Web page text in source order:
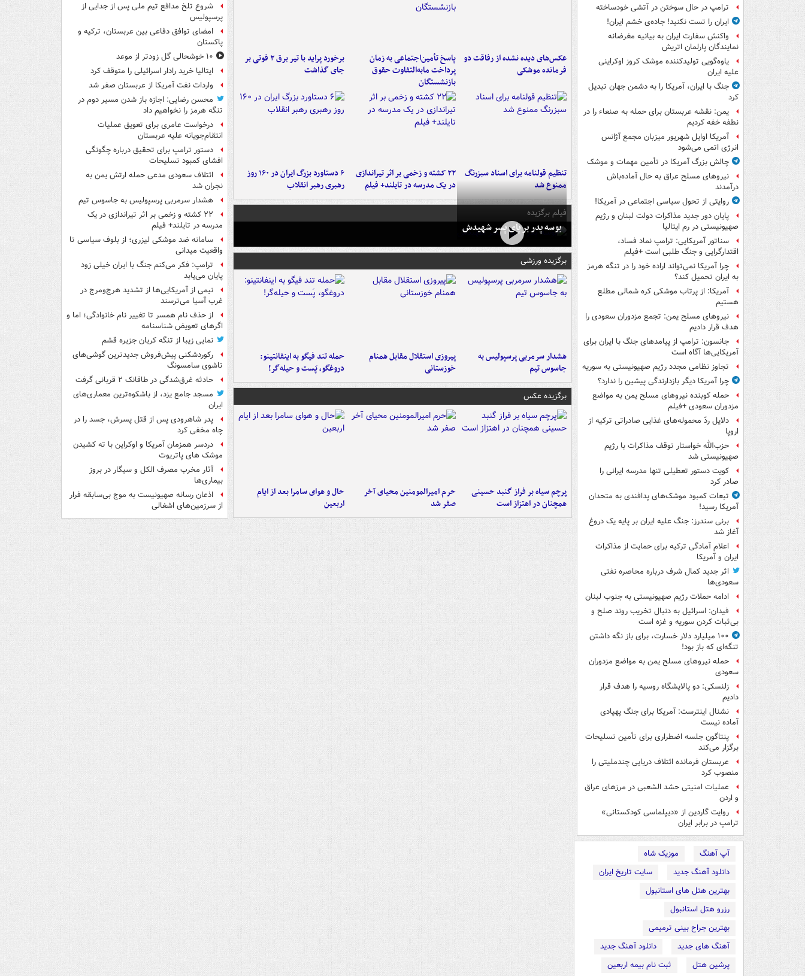
ترامپ در حال سوختن در آتشی خودساخته
ایران را تست نکنید! جاده‌ی خشم ایران!
واکنش سفارت ایران به بیانیه مغرضانه
نمایندگان پارلمان اتریش
یاوه‌گویی تولیدکننده موشک کروز اوکراینی
علیه ایران
جنگ با ایران، آمریکا را به دشمن جهان تبدیل
کرد
یمن: نقشه عربستان برای حمله به صنعاء را در
نطفه خفه کردیم
آمریکا اوایل شهریور میزبان مجمع آژانس
انرژی اتمی می‌شود
چالش بزرگ آمریکا در تأمین مهمات و موشک
نیروهای مسلح عراق به حال آماده‌باش
درآمدند
روایتی از تحول سیاسی اجتماعی در آمریکا!
پایان دور جدید مذاکرات دولت لبنان و رژیم
صهیونیستی در رم ایتالیا
سناتور آمریکایی: ترامپ نماد فساد،
اقتدارگرایی و جنگ طلبی است +فیلم
چرا آمریکا نمی‌تواند اراده خود را در تنگه هرمز
به ایران تحمیل کند؟
آمریکا: از پرتاب موشکی کره شمالی مطلع
هستیم
نیروهای مسلح یمن: تجمع مزدوران سعودی را
هدف قرار دادیم
جانسون: ترامپ از پیامدهای جنگ با ایران برای
آمریکایی‌ها آگاه است
تجاوز نظامی مجدد رژیم صهیونیستی به سوریه
چرا آمریکا دیگر بازدارندگی پیشین را ندارد؟
حمله کوبنده نیروهای مسلح یمن به مواضع
مزدوران سعودی +فیلم
دلایل ردّ محموله‌های غذایی صادراتی ترکیه از
اروپا
حزب‌الله خواستار توقف مذاکرات با رژیم
صهیونیستی شد
کویت دستور تعطیلی تنها مدرسه ایرانی را
صادر کرد
تبعات کمبود موشک‌های پدافندی به متحدان
آمریکا رسید!
برنی سندرز: جنگ علیه ایران بر پایه یک دروغ
آغاز شد
اعلام آمادگی ترکیه برای حمایت از مذاکرات
ایران و آمریکا
اثر جدید کمال شرف درباره محاصره نفتی
سعودی‌ها
ادامه حملات رژیم صهیونیستی به جنوب لبنان
فیدان: اسرائیل به دنبال تخریب روند صلح و
بی‌ثبات کردن سوریه و غزه است
۱۰۰ میلیارد دلار خسارت، برای باز نگه داشتن
تنگه‌ای که باز بود!
حمله نیروهای مسلح یمن به مواضع مزدوران
سعودی
زلنسکی: دو پالایشگاه روسیه را هدف قرار
دادیم
نشنال اینترست: آمریکا برای جنگ پهپادی
آماده نیست
پنتاگون جلسه اضطراری برای تأمین تسلیحات
برگزار می‌کند
عربستان فرمانده ائتلاف دریایی چندملیتی را
منصوب کرد
عملیات امنیتی حشد الشعبی در مرزهای عراق
و اردن
روایت گاردین از «دیپلماسی کودکستانی»
ترامپ در برابر ایران
آپ آهنگ
موزیک شاه
دانلود آهنگ جدید
سایت تاریخ ایران
بهترین هتل های استانبول
رزرو هتل استانبول
بهترین جراح بینی ترمیمی
آهنگ های جدید
دانلود آهنگ جدید
پرشین هتل
ثبت نام بیمه اربعین
عکس‌های دیده نشده از رفاقت دو
فرمانده‌ موشکی
پاسخ تأمین‌اجتماعی به زمان
پرداخت مابه‌التفاوت حقوق
بازنشستگان
برخورد پراید با تیر برق ۲ فوتی بر
جای گذاشت
تنظیم قولنامه برای اسناد سبزرنگ
ممنوع شد
۲۲ کشته و زخمی بر اثر تیراندازی
در یک مدرسه در تایلند+ فیلم
۶ دستاورد بزرگ ایران در ۱۶۰ روز
رهبری رهبر انقلاب
فیلم برگزیده
بوسه‌ پدر بر پای پسر شهیدش
برگزیده ورزشی
هشدار سرمربی پرسپولیس به
جاسوس تیم
پیروزی استقلال مقابل همنام
خوزستانی
حمله تند فیگو به اینفانتینو:
دروغگو، پَست‌ و حیله‌گر!
برگزیده عکس
پرچم سیاه بر فراز گنبد حسینی
همچنان در اهتزاز است
حرم امیرالمومنین محیای آخر
صفر شد
حال و هوای سامرا بعد از ایام
اربعین
شروع تلخ مدافع تیم ملی پس از جدایی از
پرسپولیس
امضای توافق دفاعی بین عربستان، ترکیه و
پاکستان
۱۰ خوشحالی گل زودتر از موعد
ایتالیا خرید رادار اسرائیلی را متوقف کرد
واردات نفت آمریکا از عربستان صفر شد
محسن رضایی: اجازه باز شدن مسیر دوم در
تنگه هرمز را نخواهیم داد
درخواست عامری برای تعویق عملیات
انتقام‌جویانه علیه عربستان
دستور ترامپ برای تحقیق درباره چگونگی
افشای کمبود تسلیحات
ائتلاف سعودی مدعی حمله ارتش یمن به
نجران شد
هشدار سرمربی پرسپولیس به جاسوس تیم
۲۲ کشته و زخمی بر اثر تیراندازی در یک
مدرسه در تایلند+ فیلم
سامانه ضد موشکی لیزری؛ از بلوف سیاسی تا
واقعیت میدانی
ترامپ: فکر می‌کنم جنگ با ایران خیلی زود
پایان می‌یابد
نیمی از آمریکایی‌ها از تشدید هرج‌ومرج در
غرب آسیا می‌ترسند
از حذف نام همسر تا تغییر نام خانوادگی؛ اما و
اگرهای تعویض شناسنامه
نمایی زیبا از تنگه کریان جزیره قشم
رکوردشکنی پیش‌فروش جدیدترین گوشی‌های
تاشوی سامسونگ
حادثه غرق‌شدگی در طاقانک ۲ قربانی گرفت
مسجد جامع یزد، از باشکوه‌ترین معماری‌های
ایران
پدر شاهرودی پس از قتل پسرش، جسد را در
چاه مخفی کرد
دردسر همزمان آمریکا و اوکراین با ته کشیدن
موشک های پاتریوت
آثار مخرب مصرف الکل و سیگار در بروز
بیماری‌ها
اذعان رسانه صهیونیست به موج بی‌سابقه فرار
از سرزمین‌های اشغالی